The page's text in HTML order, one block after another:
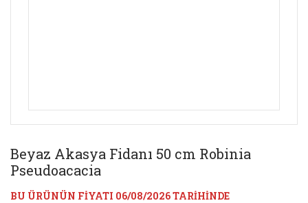
Beyaz Akasya Fidanı 50 cm Robinia
Pseudoacacia
BU ÜRÜNÜN FİYATI 06/08/2026 TARİHİNDE